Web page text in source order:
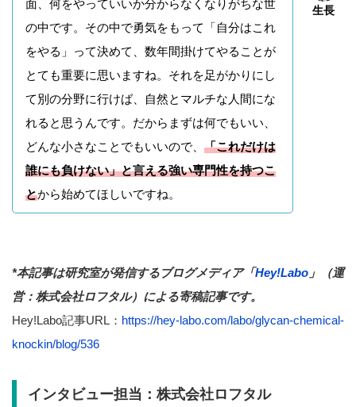
生長
面、何をやっていいか分からなくなりがちな世
の中です。その中で勇気をもって「自分はこれ
をやる」って決めて、数年間掛けてやることが
とても重要に思いますね。それを足がかりにし
て別の分野に行けば、自然とマルチな人間にな
れると思うんです。だからまずは何でもいい、
どんな小さなことでもいいので、 「これだけは
誰にも負けない」と言える強い専門性を持つこ
とから始めてほしいですね。
*本記事は研究室が発信するブログメディア「Hey!Labo 」（運
営：株式会社ロフタル）による寄稿記事です。
Hey!Labo記事URL： https://hey-labo.com/labo/glycan-chemical-
knockin/blog/536
インタビュー担当：株式会社ロフタル